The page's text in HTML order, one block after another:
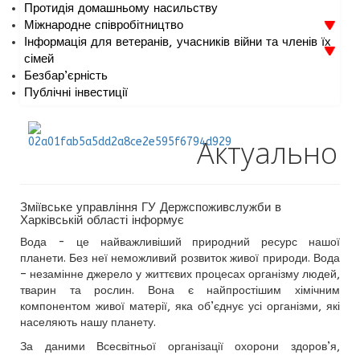
Протидія домашньому насильству
Міжнародне співробітництво
Інформація для ветеранів, учасників війни та членів їх
сімей
Безбар’єрність
Публічні інвестиції
Актуально
Зміївське управління ГУ Держспоживслужби в
Харківській області інформує
Вода - це найважливіший природний ресурс нашої
планети. Без неї неможливий розвиток живої природи. Вода
– незамінне джерело у життєвих процесах організму людей,
тварин та рослин. Вона є найпростішим хімічним
компонентом живої матерії, яка об’єднує усі організми, які
населяють нашу планету.
За даними Всесвітньої організації охорони здоров’я,